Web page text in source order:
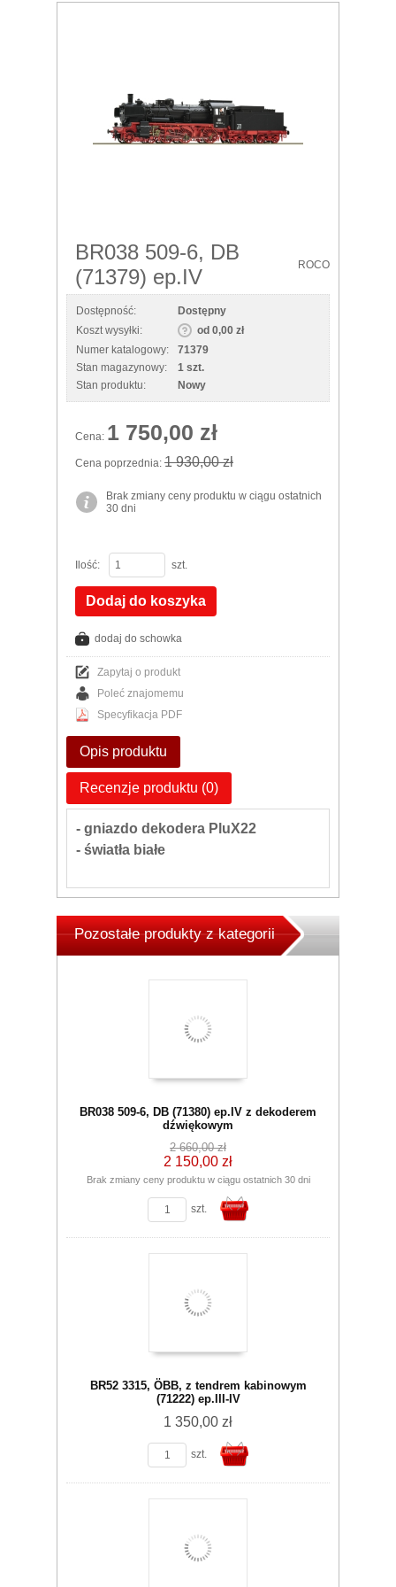
BR038 509-6, DB
(71379) ep.IV
ROCO
Dostępność:
Dostępny
Koszt wysyłki:
od 0,00 zł
Numer katalogowy:
71379
Stan magazynowy:
1 szt.
Stan produktu:
Nowy
Cena: 1 750,00 zł
Cena poprzednia: 1 930,00 zł
Brak zmiany ceny produktu w ciągu ostatnich
30 dni
Ilość: szt.
Dodaj do koszyka
dodaj do schowka
Zapytaj o produkt
Poleć znajomemu
Specyfikacja PDF
Opis produktu
Recenzje produktu (0)
- gniazdo dekodera PluX22
- światła białe
Pozostałe produkty z kategorii
BR038 509-6, DB (71380) ep.IV z dekoderem
dźwiękowym
2 660,00 zł
2 150,00 zł
Brak zmiany ceny produktu w ciągu ostatnich 30 dni
szt.
koszyka
BR52 3315, ÖBB, z tendrem kabinowym
(71222) ep.III-IV
1 350,00 zł
szt.